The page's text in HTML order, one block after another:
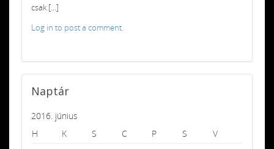
csak [...]
Log in to post a comment.
Naptár
2016. június
H
K S C P S
V